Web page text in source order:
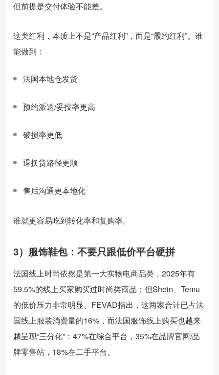
但前提是交付体验不能差。
这类红利，本质上不是“产品红利”，而是“履约红利”。谁
能做到：
法国本地仓发货
预约派送/妥投率更高
破损率更低
退换货路径更顺
售后沟通更本地化
谁就更容易吃到转化率和复购率。
3）服饰鞋包：不要只跟低价平台硬拼
法国线上时尚依然是第一大实物电商品类，2025年有
59.5%的线上买家购买过时尚类商品；但Shein、Temu
的低价压力非常明显。FEVAD指出，这两家合计已占法
国线上服装消费量的16%，而法国服饰线上购买也越来
越呈现“三分化”：47%在综合平台，35%在品牌官网/品
牌零售站，18%在二手平台。